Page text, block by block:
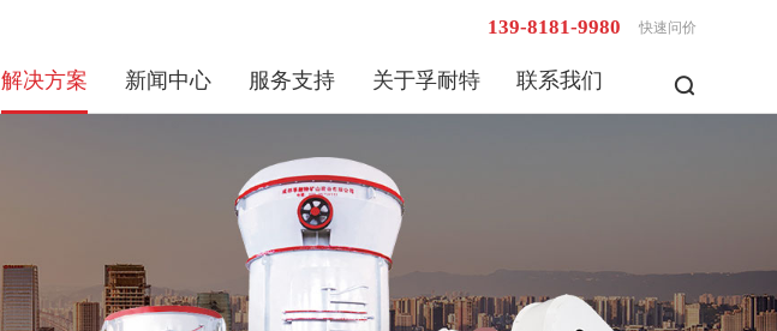
139-8181-9980 快速问价
解决方案 新闻中心 服务支持 关于孚耐特 联系我们 